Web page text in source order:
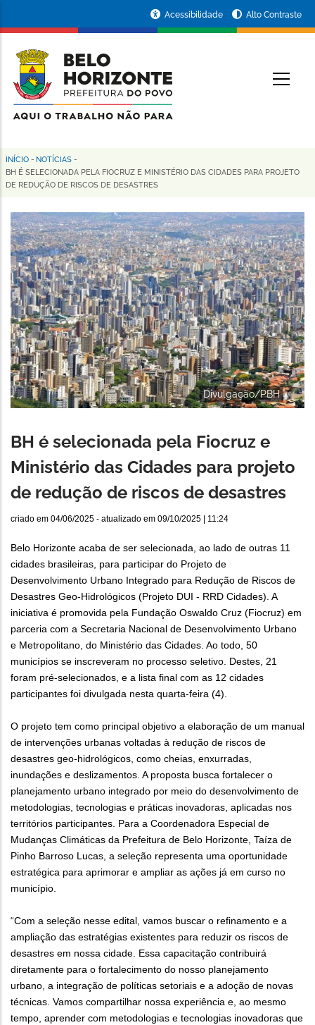
conteúdo
principal
da
Prefeitura
de
Horizonte
Acessibilidade Alto Contraste
Trilha
de
navegação
INÍCIO - NOTÍCIAS -
BH É SELECIONADA PELA FIOCRUZ E MINISTÉRIO DAS CIDADES PARA PROJETO
DE REDUÇÃO DE RISCOS DE DESASTRES
Divulgação/PBH
BH é selecionada pela Fiocruz e
Ministério das Cidades para projeto
de redução de riscos de desastres
criado em 04/06/2025 - atualizado em 09/10/2025 | 11:24
Belo Horizonte acaba de ser selecionada, ao lado de outras 11
cidades brasileiras, para participar do Projeto de
Desenvolvimento Urbano Integrado para Redução de Riscos de
Desastres Geo-Hidrológicos (Projeto DUI - RRD Cidades). A
iniciativa é promovida pela Fundação Oswaldo Cruz (Fiocruz) em
parceria com a Secretaria Nacional de Desenvolvimento Urbano
e Metropolitano, do Ministério das Cidades. Ao todo, 50
municípios se inscreveram no processo seletivo. Destes, 21
foram pré-selecionados, e a lista final com as 12 cidades
participantes foi divulgada nesta quarta-feira (4).
O projeto tem como principal objetivo a elaboração de um manual
de intervenções urbanas voltadas à redução de riscos de
desastres geo-hidrológicos, como cheias, enxurradas,
inundações e deslizamentos. A proposta busca fortalecer o
planejamento urbano integrado por meio do desenvolvimento de
metodologias, tecnologias e práticas inovadoras, aplicadas nos
territórios participantes. Para a Coordenadora Especial de
Mudanças Climáticas da Prefeitura de Belo Horizonte, Taíza de
Pinho Barroso Lucas, a seleção representa uma oportunidade
estratégica para aprimorar e ampliar as ações já em curso no
município.
“Com a seleção nesse edital, vamos buscar o refinamento e a
ampliação das estratégias existentes para reduzir os riscos de
desastres em nossa cidade. Essa capacitação contribuirá
diretamente para o fortalecimento do nosso planejamento
urbano, a integração de políticas setoriais e a adoção de novas
técnicas. Vamos compartilhar nossa experiência e, ao mesmo
tempo, aprender com metodologias e tecnologias inovadoras que